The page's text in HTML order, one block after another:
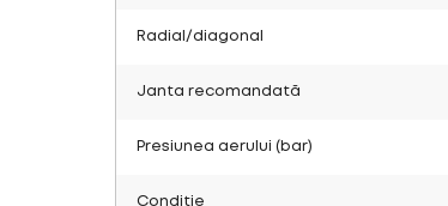
Radial/diagonal
Janta recomandată
Presiunea aerului (bar)
Condiție